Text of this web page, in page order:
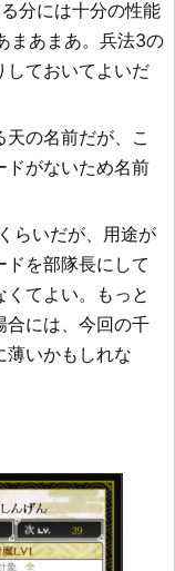
分には十分の性能
まあまあ。兵法3の
しておいてよいだ
の名前だが、こ
ドがないため名前
らいだが、用途が
を部隊長にして
てよい。もっと
合には、今回の千
薄いかもしれな